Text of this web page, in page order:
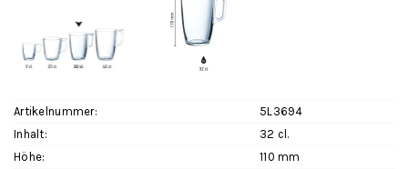
Artikelnummer:
5L3694
Inhalt:
32 cl.
Höhe:
110 mm